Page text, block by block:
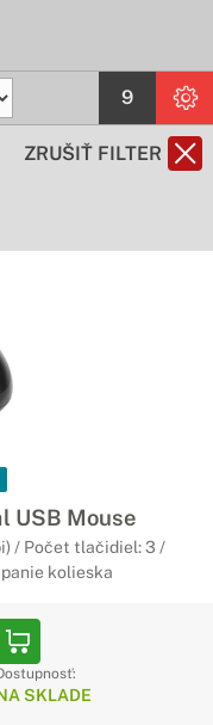
9
ZRUŠIŤ FILTER
USB Mouse
/ Počet tlačidiel: 3 /
kolieska
SKLADE